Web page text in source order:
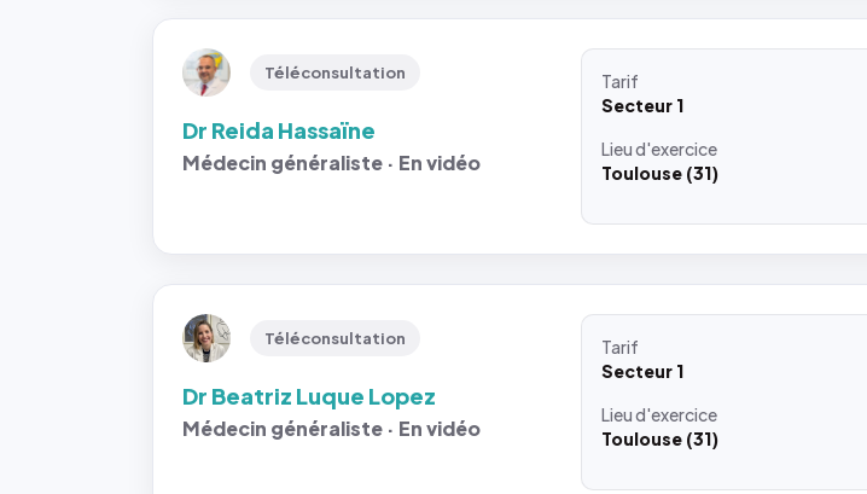
Téléconsultation
Dr Reida Hassaïne
Médecin généraliste · En vidéo
Tarif
Secteur 1
Lieud'exercice
Toulouse (31)
Téléconsultation
Dr Beatriz Luque Lopez
Médecin généraliste · En vidéo
Tarif
Secteur 1
Lieud'exercice
Toulouse (31)